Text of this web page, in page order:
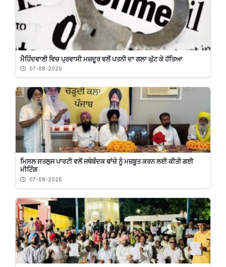
ਮੈਹਿੰਦਵਾਣੀ ਵਿਚ ਪ੍ਰਵਾਸੀ ਮਜ਼ਦੂਰ ਵਲੋਂ ਪਤਨੀ ਦਾ ਗਲਾ ਘੁੱਟ ਕੇ ਹੱਤਿਆ
07-08-2026
ਮਿਸਲ ਸਤਲੁਜ ਪਾਰਟੀ ਵਲੋਂ ਜਥੇਬੰਦਕ ਢਾਂਚੇ ਨੂੰ ਮਜ਼ਬੂਤ ਕਰਨ ਲਈ ਕੀਤੀ ਗਈ
ਮੀਟਿੰਗ
07-08-2026